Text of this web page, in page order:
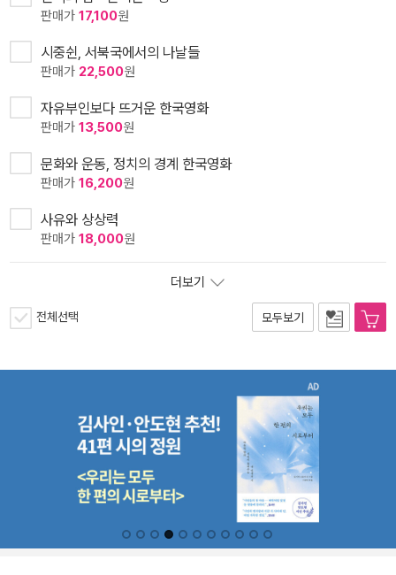
판매가 17,100원
시중쉰, 서북국에서의 나날들
판매가 22,500원
자유부인보다 뜨거운 한국영화
판매가 13,500원
문화와 운동, 정치의 경계 한국영화
판매가 16,200원
사유와 상상력
판매가 18,000원
더보기
전체선택 모두보기